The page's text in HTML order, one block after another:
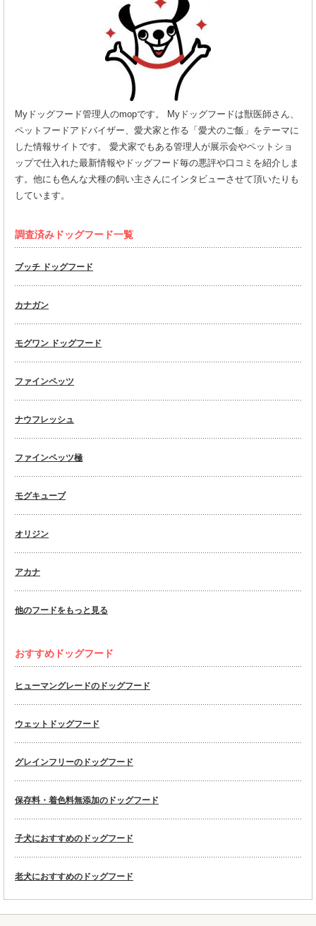
Myドッグフード管理人のmopです。 Myドッグフードは獣医師さん、
ペットフードアドバイザー、愛犬家と作る「愛犬のご飯」をテーマに
した情報サイトです。 愛犬家でもある管理人が展示会やペットショ
ップで仕入れた最新情報やドッグフード毎の悪評や口コミを紹介しま
す。他にも色んな犬種の飼い主さんにインタビューさせて頂いたりも
しています。
調査済みドッグフード一覧
ブッチ ドッグフード
カナガン
モグワン ドッグフード
ファインペッツ
ナウフレッシュ
ファインペッツ極
モグキューブ
オリジン
アカナ
他のフードをもっと見る
おすすめドッグフード
ヒューマングレードのドッグフード
ウェットドッグフード
グレインフリーのドッグフード
保存料・着色料無添加のドッグフード
子犬におすすめのドッグフード
老犬におすすめのドッグフード